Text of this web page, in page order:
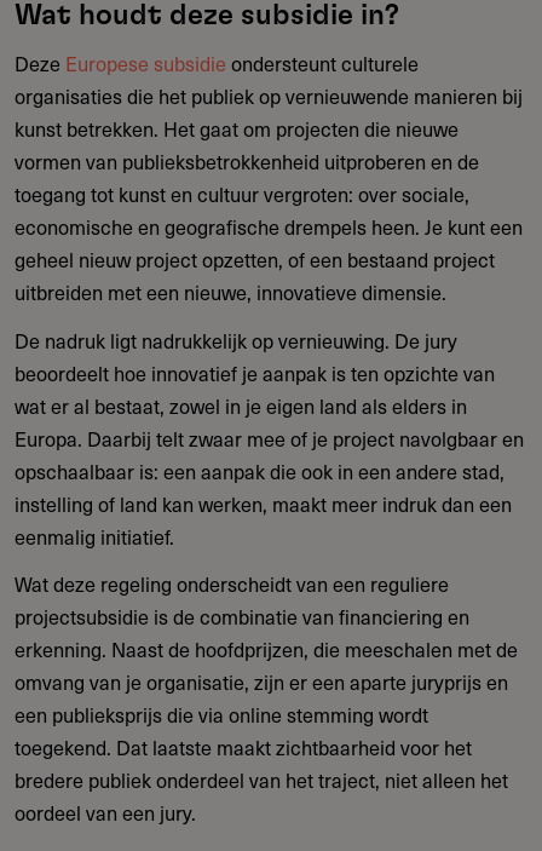
Wat houdt deze subsidie in?
Deze Europese subsidie ondersteunt culturele
organisaties die het publiek op vernieuwende manieren bij
kunst betrekken. Het gaat om projecten die nieuwe
vormen van publieksbetrokkenheid uitproberen en de
toegang tot kunst en cultuur vergroten: over sociale,
economische en geografische drempels heen. Je kunt een
geheel nieuw project opzetten, of een bestaand project
uitbreiden met een nieuwe, innovatieve dimensie.
De nadruk ligt nadrukkelijk op vernieuwing. De jury
beoordeelt hoe innovatief je aanpak is ten opzichte van
wat er al bestaat, zowel in je eigen land als elders in
Europa. Daarbij telt zwaar mee of je project navolgbaar en
opschaalbaar is: een aanpak die ook in een andere stad,
instelling of land kan werken, maakt meer indruk dan een
eenmalig initiatief.
Wat deze regeling onderscheidt van een reguliere
projectsubsidie is de combinatie van financiering en
erkenning. Naast de hoofdprijzen, die meeschalen met de
omvang van je organisatie, zijn er een aparte juryprijs en
een publieksprijs die via online stemming wordt
toegekend. Dat laatste maakt zichtbaarheid voor het
bredere publiek onderdeel van het traject, niet alleen het
oordeel van een jury.